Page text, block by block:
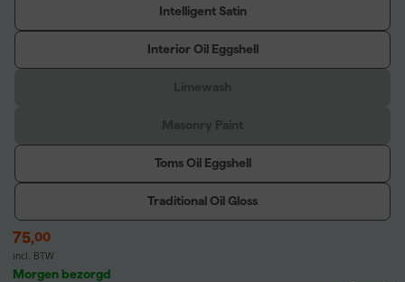
Intelligent Satin
Interior Oil Eggshell
Toms Oil Eggshell
Traditional Oil Gloss
75,00
incl. BTW
Morgen bezorgd